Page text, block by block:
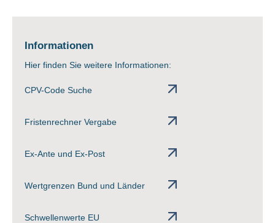
Informationen
Hier finden Sie weitere Informationen:
CPV-Code Suche
Fristenrechner Vergabe
Ex-Ante und Ex-Post
Wertgrenzen Bund und Länder
Schwellenwerte EU